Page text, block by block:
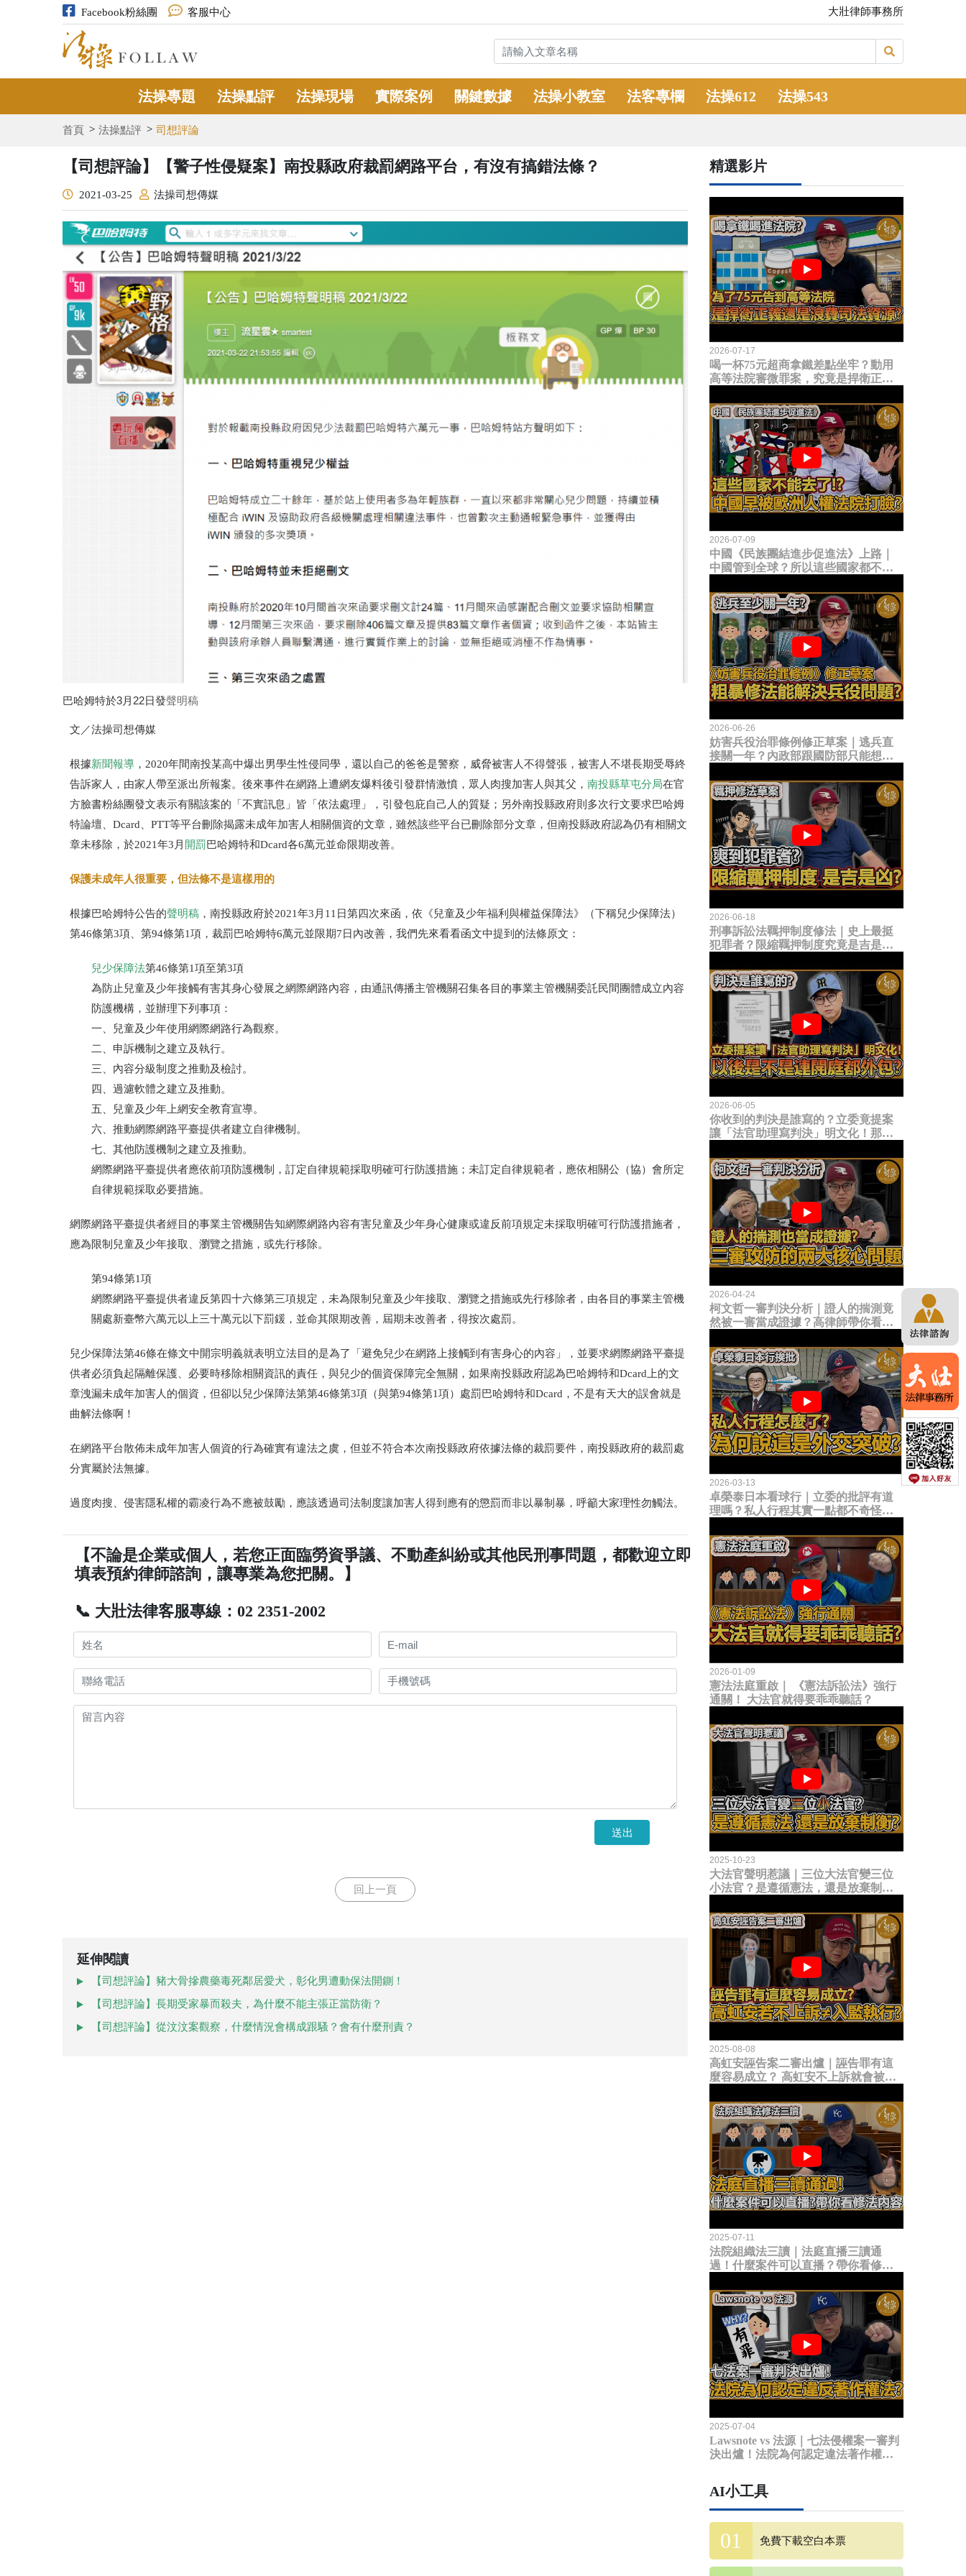
Facebook粉絲團 客服中心 大壯律師事務所
法操專題 法操點評 法操現場 實際案例 關鍵數據 法操小教室 法客專欄 法操612 法操543
首頁 法操點評 司想評論
【司想評論】【警子性侵疑案】南投縣政府裁罰網路平台，有沒有搞錯法條？
2021-03-25 法操司想傳媒
巴哈姆特於3月22日發聲明稿
文／法操司想傳媒
根據新聞報導 ，2020年間南投某高中爆出男學生性侵同學，還以自己的爸爸是警察，威脅被害人不得聲張，被害人不堪長期受辱終
告訴家人，由家人帶至派出所報案。後來事件在網路上遭網友爆料後引發群情激憤，眾人肉搜加害人與其父， 南投縣草屯分局在官
方臉書粉絲團發文表示有關該案的「不實訊息」皆「依法處理」，引發包庇自己人的質疑；另外南投縣政府則多次行文要求巴哈姆
特論壇、Dcard、PTT等平台刪除揭露未成年加害人相關個資的文章，雖然該些平台已刪除部分文章，但南投縣政府認為仍有相關文
章未移除，於2021年3月 開罰巴哈姆特和Dcard各6萬元並命限期改善。
保護未成年人很重要，但法條不是這樣用的
根據巴哈姆特公告的聲明稿 ，南投縣政府於2021年3月11日第四次來函，依《兒童及少年福利與權益保障法》（下稱兒少保障法）
第46條第3項、第94條第1項，裁罰巴哈姆特6萬元並限期7日內改善，我們先來看看函文中提到的法條原文：
兒少保障法第46條第1項至第3項
為防止兒童及少年接觸有害其身心發展之網際網路內容，由通訊傳播主管機關召集各目的事業主管機關委託民間團體成立內容
防護機構，並辦理下列事項：
一、兒童及少年使用網際網路行為觀察。
二、申訴機制之建立及執行。
三、內容分級制度之推動及檢討。
四、過濾軟體之建立及推動。
五、兒童及少年上網安全教育宣導。
六、推動網際網路平臺提供者建立自律機制。
七、其他防護機制之建立及推動。
網際網路平臺提供者應依前項防護機制，訂定自律規範採取明確可行防護措施；未訂定自律規範者，應依相關公（協）會所定
自律規範採取必要措施。
網際網路平臺提供者經目的事業主管機關告知網際網路內容有害兒童及少年身心健康或違反前項規定未採取明確可行防護措施者，
應為限制兒童及少年接取、瀏覽之措施，或先行移除。
第94條第1項
網際網路平臺提供者違反第四十六條第三項規定，未為限制兒童及少年接取、瀏覽之措施或先行移除者，由各目的事業主管機
關處新臺幣六萬元以上三十萬元以下罰鍰，並命其限期改善，屆期未改善者，得按次處罰。
兒少保障法第46條在條文中開宗明義就表明立法目的是為了「避免兒少在網路上接觸到有害身心的內容」，並要求網際網路平臺提
供者必須負起隔離保護、必要時移除相關資訊的責任，與兒少的個資保障完全無關，如果南投縣政府認為巴哈姆特和Dcard上的文
章洩漏未成年加害人的個資，但卻以兒少保障法第第46條第3項（與第94條第1項）處罰巴哈姆特和Dcard，不是有天大的誤會就是
曲解法條啊！
在網路平台散佈未成年加害人個資的行為確實有違法之虞，但並不符合本次南投縣政府依據法條的裁罰要件，南投縣政府的裁罰處
分實屬於法無據。
過度肉搜、侵害隱私權的霸凌行為不應被鼓勵，應該透過司法制度讓加害人得到應有的懲罰而非以暴制暴，呼籲大家理性勿觸法。
【不論是企業或個人，若您正面臨勞資爭議、不動產糾紛或其他民刑事問題，都歡迎立即
填表預約律師諮詢，讓專業為您把關。】
📞 大壯法律客服專線：02 2351-2002
送出
回上一頁
延伸閱讀
【司想評論】豬大骨摻農藥毒死鄰居愛犬，彰化男遭動保法開鍘！
【司想評論】長期受家暴而殺夫，為什麼不能主張正當防衛？
【司想評論】從汶汶案觀察，什麼情況會構成跟騷？會有什麼刑責？
精選影片
2026-07-17
喝一杯75元超商拿鐵差點坐牢？動用
高等法院審微罪案，究竟是捍衛正義
2026-07-09
中國《民族團結進步促進法》上路｜
中國管到全球？所以這些國家都不能
臉？
2026-06-26
妨害兵役治罪條例修正草案｜逃兵直
接關一年？內政部跟國防部只能想到
題？
2026-06-18
刑事訴訟法羈押制度修法｜史上最挺
犯罪者？限縮羈押制度究竟是吉是
2026-06-05
你收到的判決是誰寫的？立委竟提案
讓「法官助理寫判決」明文化！那以
2026-04-24
柯文哲一審判決分析｜證人的揣測竟
然被一審當成證據？高律師帶你看未
2026-03-13
卓榮泰日本看球行｜立委的批評有道
理嗎？私人行程其實一點都不奇怪？
2026-01-09
憲法法庭重啟｜ 《憲法訴訟法》強行
通關！ 大法官就得要乖乖聽話？
2025-10-23
大法官聲明惹議｜三位大法官變三位
小法官？是遵循憲法，還是放棄制衡
2025-08-08
高虹安誣告案二審出爐｜誣告罪有這
麼容易成立？ 高虹安不上訴就會被
2025-07-11
法院組織法三讀｜法庭直播三讀通
過！什麼案件可以直播？帶你看修法
2025-07-04
Lawsnote vs 法源｜七法侵權案一審判
決出爐！法院為何認定違法著作權
AI小工具
免費下載空白本票